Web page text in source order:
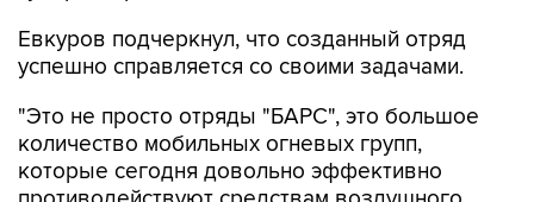
Евкуров подчеркнул, что созданный отряд
успешно справляется со своими задачами.
"Это не просто отряды "БАРС", это большое
количество мобильных огневых групп,
которые сегодня довольно эффективно